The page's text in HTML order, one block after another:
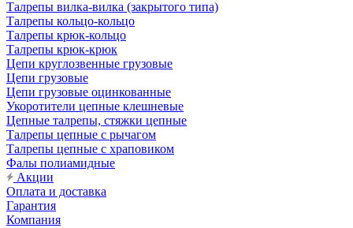
Талрепы вилка-вилка (закрытого типа)
Талрепы кольцо-кольцо
Талрепы крюк-кольцо
Талрепы крюк-крюк
Цепи круглозвенные грузовые
Цепи грузовые
Цепи грузовые оцинкованные
Укоротители цепные клешневые
Цепные талрепы, стяжки цепные
Талрепы цепные с рычагом
Талрепы цепные с храповиком
Фалы полиамидные
Акции
Оплата и доставка
Гарантия
Компания